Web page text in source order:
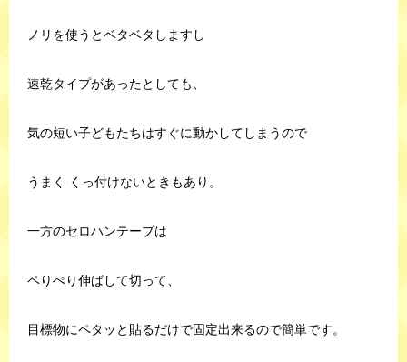
ノリを使うとベタベタしますし
速乾タイプがあったとしても、
気の短い子どもたちはすぐに動かしてしまうので
うまく くっ付けないときもあり。
一方のセロハンテープは
ペりぺり伸ばして切って、
目標物にペタッと貼るだけで固定出来るので簡単です。